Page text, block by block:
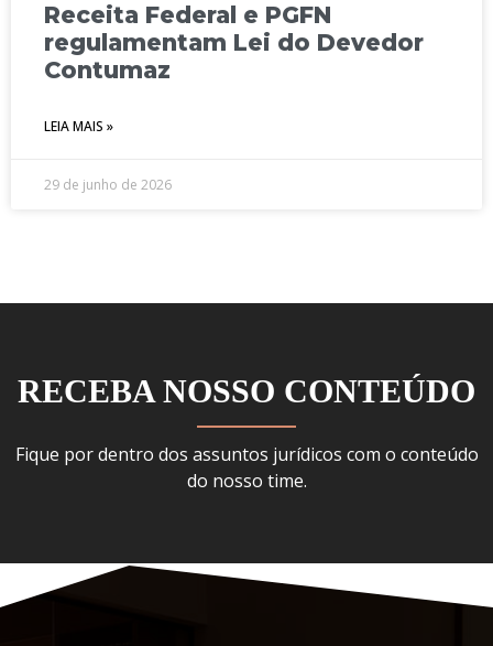
Receita Federal e PGFN
regulamentam Lei do Devedor
Contumaz
LEIA MAIS »
29 de junho de 2026
RECEBA NOSSO CONTEÚDO
Fique por dentro dos assuntos jurídicos com o conteúdo
do nosso time.